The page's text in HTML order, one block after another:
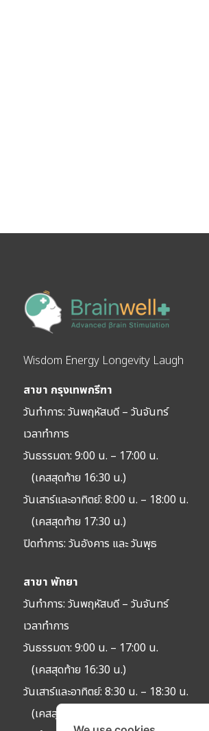
Wisdom Energy Longevity Laugh
สาขา กรุงเทพกรีฑา
วันทำการ: วันพฤหัสบดี – วันจันทร์
เวลาทำการ
วันธรรมดา: 9:00 น. – 17:00 น.
(เคสสุดท้าย 16:30 น.)
วันเสาร์และอาทิตย์: 8:00 น. – 18:00 น.
(เคสสุดท้าย 17:30 น.)
ปิดทำการ: วันอังคาร และ วันพุธ
สาขา พัทยา
วันทำการ: วันพฤหัสบดี – วันจันทร์
เวลาทำการ
วันธรรมดา: 9:00 น. – 17:00 น.
(เคสสุดท้าย 16:30 น.)
วันเสาร์และอาทิตย์: 8:30 น. – 18:30 น.
(เคสสุดท้าย 18:00 น.)